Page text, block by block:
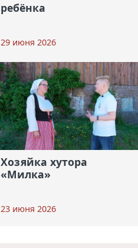
ребёнка
29 июня 2026
Хозяйка хутора
«Милка»
23 июня 2026